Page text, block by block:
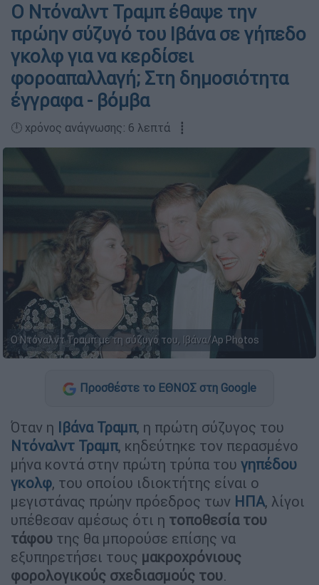
Ο Ντόναλντ Τραμπ έθαψε την
πρώην σύζυγό του Ιβάνα σε γήπεδο
γκολφ για να κερδίσει
φοροαπαλλαγή; Στη δημοσιότητα
έγγραφα - βόμβα
🕛 χρόνος ανάγνωσης: 6 λεπτά ┋
Ο Ντόναλντ Τραμπ με τη σύζυγό του, Ιβάνα/Ap Photos
Προσθέστε το ΕΘΝΟΣ στη Google
Όταν η Ιβάνα Τραμπ, η πρώτη σύζυγος του
Ντόναλντ Τραμπ, κηδεύτηκε τον περασμένο
μήνα κοντά στην πρώτη τρύπα του γηπέδου
γκολφ, του οποίου ιδιοκτήτης είναι ο
μεγιστάνας πρώην πρόεδρος των ΗΠΑ, λίγοι
υπέθεσαν αμέσως ότι η τοποθεσία του
τάφου της θα μπορούσε επίσης να
εξυπηρετήσει τους μακροχρόνιους
φορολογικούς σχεδιασμούς του.